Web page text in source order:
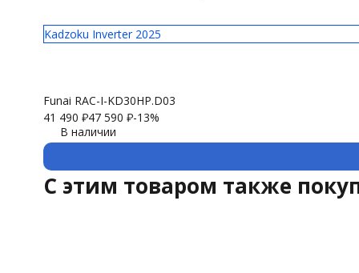
Kadzoku Inverter 2025
Funai RAC-I-KD30HP.D03
41 490 ₽47 590 ₽-13%
В наличии
C этим товаром также